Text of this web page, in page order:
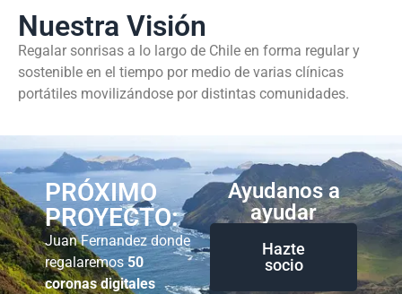
Nuestra Visión
Regalar sonrisas a lo largo de Chile en forma regular y
sostenible en el tiempo por medio de varias clínicas
portátiles movilizándose por distintas comunidades.
PRÓXIMO
PROYECTO:
Juan Fernandez donde
regalaremos 50
coronas digitales
Ayudanos a
ayudar
Hazte
socio